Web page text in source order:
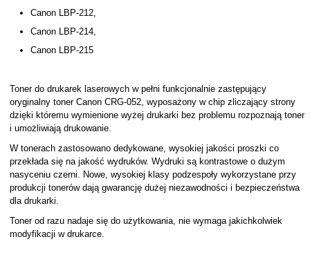
Canon LBP-212,
Canon LBP-214,
Canon LBP-215
Toner do drukarek laserowych w pełni funkcjonalnie zastępujący
oryginalny toner Canon CRG-052, wyposażony w chip zliczający strony
dzięki któremu wymienione wyżej drukarki bez problemu rozpoznają toner
i umożliwiają drukowanie.
W tonerach zastosowano dedykowane, wysokiej jakości proszki co
przekłada się na jakość wydruków. Wydruki są kontrastowe o dużym
nasyceniu czerni. Nowe, wysokiej klasy podzespoły wykorzystane przy
produkcji tonerów dają gwarancję dużej niezawodności i bezpieczeństwa
dla drukarki.
Toner od razu nadaje się do użytkowania, nie wymaga jakichkolwiek
modyfikacji w drukarce.